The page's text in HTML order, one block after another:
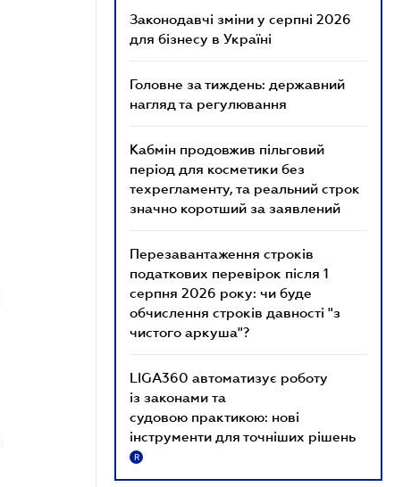
Законодавчі зміни у серпні 2026
для бізнесу в Україні
Головне за тиждень: державний
нагляд та регулювання
Кабмін продовжив пільговий
період для косметики без
техрегламенту, та реальний строк
значно коротший за заявлений
Перезавантаження строків
податкових перевірок після 1
серпня 2026 року: чи буде
обчислення строків давності "з
чистого аркуша"?
LIGA360 автоматизує роботу
із законами та
судовою практикою: нові
інструменти для точніших рішень
R